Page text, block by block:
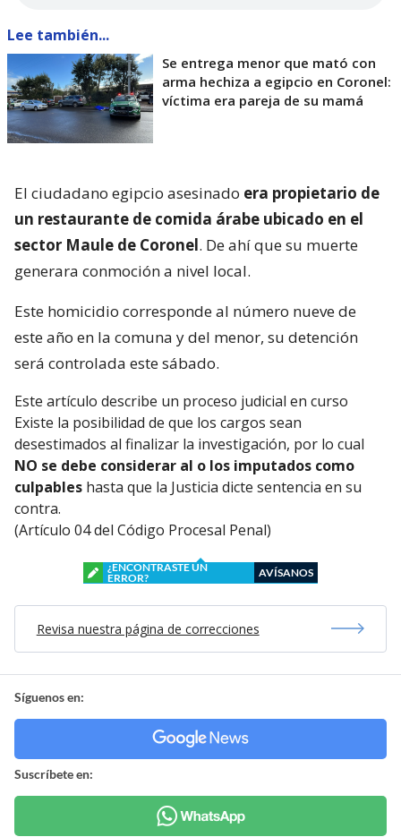
Lee también...
Se entrega menor que mató con
arma hechiza a egipcio en Coronel:
víctima era pareja de su mamá
El ciudadano egipcio asesinado era propietario de
un restaurante de comida árabe ubicado en el
sector Maule de Coronel. De ahí que su muerte
generara conmoción a nivel local.
Este homicidio corresponde al número nueve de
este año en la comuna y del menor, su detención
será controlada este sábado.
Este artículo describe un proceso judicial en curso
Existe la posibilidad de que los cargos sean
desestimados al finalizar la investigación, por lo cual
NO se debe considerar al o los imputados como
culpables hasta que la Justicia dicte sentencia en su
contra.
(Artículo 04 del Código Procesal Penal)
¿ENCONTRASTE UN
ERROR?
AVÍSANOS
Revisa nuestra página de correcciones
Síguenos en:
Suscríbete en: